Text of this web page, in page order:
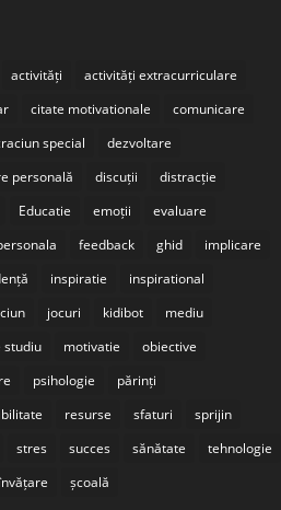
activități
activități extracurriculare
citate motivationale
comunicare
special
dezvoltare
personală
discuții
distracție
Educatie emoții
evaluare
feedback ghid
implicare
inspiratie
inspirational
jocuri kidibot
mediu
studiu
motivatie
obiective
psihologie
părinți
resurse sfaturi
sprijin
stres succes sănătate
tehnologie
școală